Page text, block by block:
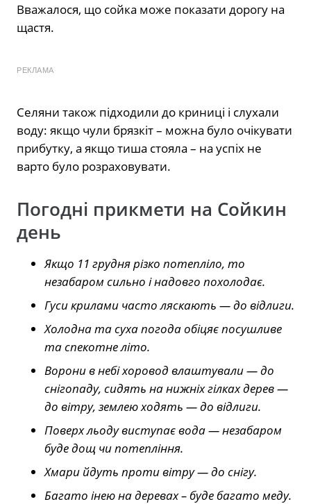
Вважалося, що сойка може показати дорогу на
щастя.
РЕКЛАМА
Селяни також підходили до криниці і слухали
воду: якщо чули брязкіт – можна було очікувати
прибутку, а якщо тиша стояла – на успіх не
варто було розраховувати.
Погодні прикмети на Сойкин
день
Якщо 11 грудня різко потепліло, то
незабаром сильно і надовго похолодає.
Гуси крилами часто ляскають — до відлиги.
Холодна та суха погода обіцяє посушливе
та спекотне літо.
Ворони в небі хоровод влаштували — до
снігопаду, сидять на нижніх гілках дерев —
до вітру, землею ходять — до відлиги.
Поверх льоду виступає вода — незабаром
буде дощ чи потепління.
Хмари йдуть проти вітру — до снігу.
Багато інею на деревах – буде багато меду.